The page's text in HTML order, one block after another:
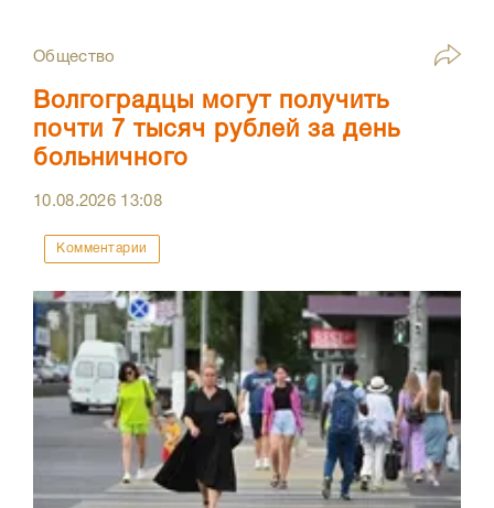
Общество
Волгоградцы могут получить
почти 7 тысяч рублей за день
больничного
10.08.2026 13:08
Комментарии